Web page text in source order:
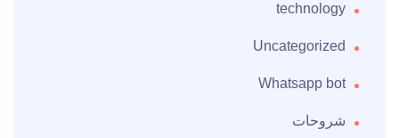
technology
Uncategorized
Whatsapp bot
شروحات